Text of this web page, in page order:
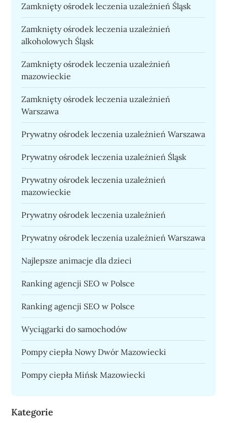
Zamknięty ośrodek leczenia uzależnień Śląsk
Zamknięty ośrodek leczenia uzależnień
alkoholowych Śląsk
Zamknięty ośrodek leczenia uzależnień
mazowieckie
Zamknięty ośrodek leczenia uzależnień
Warszawa
Prywatny ośrodek leczenia uzależnień Warszawa
Prywatny ośrodek leczenia uzależnień Śląsk
Prywatny ośrodek leczenia uzależnień
mazowieckie
Prywatny ośrodek leczenia uzależnień
Prywatny ośrodek leczenia uzależnień Warszawa
Najlepsze animacje dla dzieci
Ranking agencji SEO w Polsce
Ranking agencji SEO w Polsce
Wyciągarki do samochodów
Pompy ciepła Nowy Dwór Mazowiecki
Pompy ciepła Mińsk Mazowiecki
Kategorie